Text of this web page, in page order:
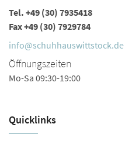
Tel. +49 (30) 7935418
Fax +49 (30) 7929784
info@schuhhauswittstock.de
Öffnungszeiten
Mo-Sa 09:30-19:00
Quicklinks